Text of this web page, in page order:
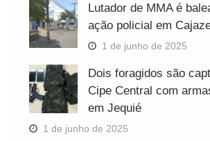
Lutador de MMA é
ação policial em
1 de junho de 2025
Dois foragidos são
Cipe Central com
em Jequié
1 de junho de 2025